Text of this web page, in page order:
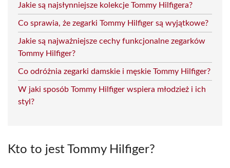
Jakie są najsłynniejsze kolekcje Tommy Hilfigera?
Co sprawia, że zegarki Tommy Hilfiger są wyjątkowe?
Jakie są najważniejsze cechy funkcjonalne zegarków
Tommy Hilfiger?
Co odróżnia zegarki damskie i męskie Tommy Hilfiger?
W jaki sposób Tommy Hilfiger wspiera młodzież i ich
styl?
Kto to jest Tommy Hilfiger?